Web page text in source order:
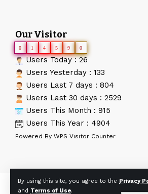
By using this site, you agree to the Privacy
and Terms of Use.
Our Visitor
0 1 4 5 9 0
Users Today : 26
Users Yesterday : 133
Users Last 7 days : 804
Users Last 30 days : 2529
Users This Month : 915
Users This Year : 4904
Powered By WPS Visitor Counter
© AApTak News. Developed By:Tech